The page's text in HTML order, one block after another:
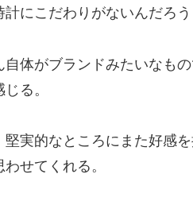
計にこだわりがないんだろ
自体がブランドみたいなも
る。
実的なところにまた好感
せてくれる。